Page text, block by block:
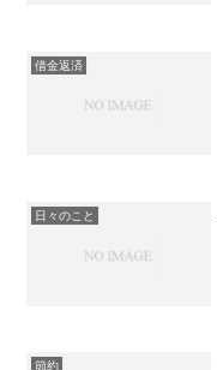
借金返済
日々のこと
節約